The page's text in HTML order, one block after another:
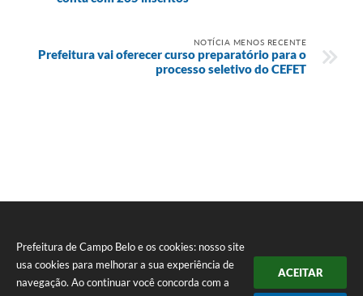
Prefeitura de Campo Belo e os cookies: nosso site
usa cookies para melhorar a sua experiência de
navegação. Ao continuar você concorda com a
ACEITAR
NOTÍCIA MENOS RECENTE
Prefeitura vai oferecer curso preparatório para o
processo seletivo do CEFET